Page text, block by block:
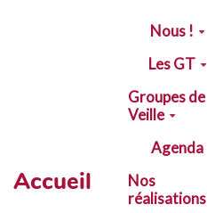
Aller au contenu principal
Accueil
Nous !
Les GT
Groupes de
Veille
Agenda
Nos
réalisations